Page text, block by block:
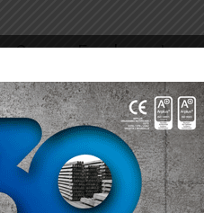
Oscar y Expulso a Juan
y en dos
una temperatura
y se vieron varias
a los 16 minutos y